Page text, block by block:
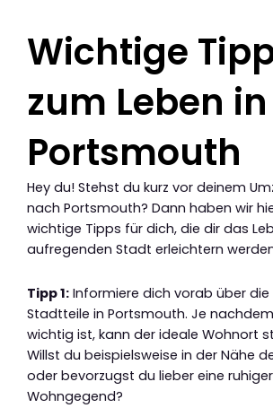
Wichtige
zum Leben in
Portsmouth
Hey du! Stehst du kurz vor deinem
nach Portsmouth? Dann haben wir
wichtige Tipps für dich, die dir das
aufregenden Stadt erleichtern
Tipp 1: Informiere dich vorab über die
Stadtteile in Portsmouth. Je
wichtig ist, kann der ideale Wohnort
Willst du beispielsweise in der Nähe
oder bevorzugst du lieber eine
Wohngegend?